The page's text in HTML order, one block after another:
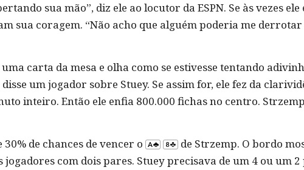
sua mão”, diz ele ao locutor da ESPN. Se às vezes
sua coragem. “Não acho que alguém poderia me
carta da mesa e olha como se estivesse tentando
um jogador sobre Stuey. Se assim for, ele fez da
inteiro. Então ele enfia 800.000 fichas no centro.
30% de chances de vencer o
de Strzemp. O bordo
com dois pares. Stuey precisava de um 4 ou um